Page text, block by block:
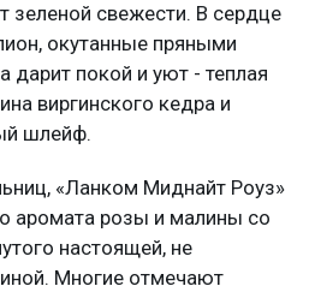
свежести. В сердце
окутанные пряными
дарит покой и уют - теплая
виргинского кедра и
шлейф.
«Ланком Миднайт Роуз»
аромата розы и малины со
настоящей, не
Многие отмечают